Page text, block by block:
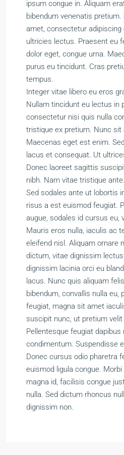
ipsum congue in. Aliquam
bibendum venenatis
amet, consectetur
ultricies lectus. Praesent eu
dolor eget, congue urna.
purus eu tincidunt. Cras
tempus.
Integer vitae libero eu eros
Nullam tincidunt eu lectus in
consectetur nisi quis nulla
tristique ex pretium. Nunc sit
Maecenas eget est enim.
lacus et consequat. Ut
Donec laoreet sagittis
nibh. Nam vitae tristique ante.
Sed sodales ante ut lobortis
risus a est euismod feugiat.
augue, sodales id cursus eu,
Mauris eros nulla, iaculis ac
eleifend nisl. Aliquam ornare
dictum, vitae dignissim
dignissim lacinia orci eu
lacus. Nunc quis aliquam
bibendum, convallis nulla
feugiat, magna sit amet
suscipit nunc, ut pretium
Pellentesque feugiat dapibus
condimentum. Suspendisse
Donec cursus odio pharetra
euismod ligula congue.
magna id, facilisis congue
nulla. Sed dictum rhoncus
dignissim non.